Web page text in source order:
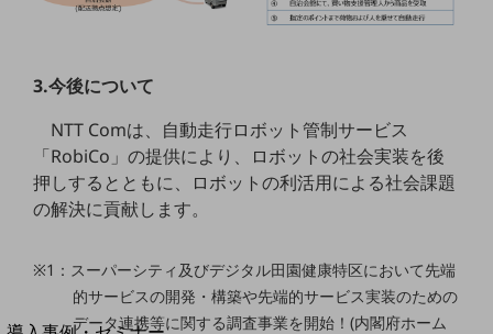
モバイルサービス
セキュリティ
運用保守・故障紛失サポート
回線・ネットワーク
お手続き
別ウィンドウで開きます
サービスをご利用中のお客さま
3.今後について
NTT Comは、自動走行ロボット管制サービス
「RobiCo」の提供により、ロボットの社会実装を後
押しするとともに、ロボットの利活用による社会課題
の解決に貢献します。
※1：スーパーシティ及びデジタル田園健康特区において先端
的サービスの開発・構築や先端的サービス実装のための
データ連携等に関する調査事業を開始！(内閣府ホーム